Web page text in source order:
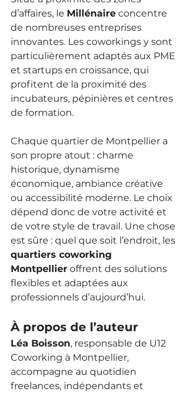
d’affaires, le Millénaire concentre
de nombreuses entreprises
innovantes. Les coworkings y sont
particulièrement adaptés aux PME
et startups en croissance, qui
profitent de la proximité des
incubateurs, pépinières et centres
de formation.
Chaque quartier de Montpellier a
son propre atout : charme
historique, dynamisme
économique, ambiance créative
ou accessibilité moderne. Le choix
dépend donc de votre activité et
de votre style de travail. Une chose
est sûre : quel que soit l’endroit, les
quartiers coworking
Montpellier offrent des solutions
flexibles et adaptées aux
professionnels d’aujourd’hui.
À propos de l’auteur
Léa Boisson, responsable de U12
Coworking à Montpellier,
accompagne au quotidien
freelances, indépendants et